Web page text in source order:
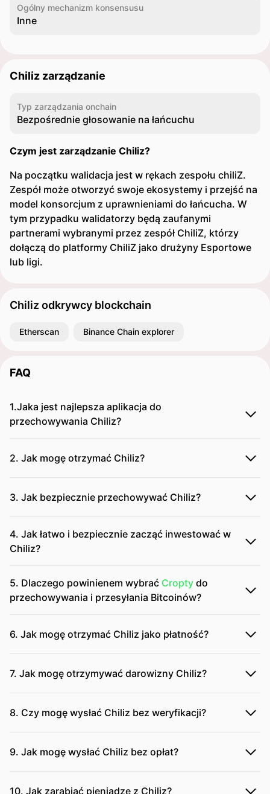
Ogólny mechanizm konsensusu
Inne
Chiliz zarządzanie
Typ zarządzania onchain
Bezpośrednie głosowanie na łańcuchu
Czym jest zarządzanie Chiliz?
Na początku walidacja jest w rękach zespołu chiliZ.
Zespół może otworzyć swoje ekosystemy i przejść na
model konsorcjum z uprawnieniami do łańcucha. W
tym przypadku walidatorzy będą zaufanymi
partnerami wybranymi przez zespół ChiliZ, którzy
dołączą do platformy ChiliZ jako drużyny Esportowe
lub ligi.
Chiliz odkrywcy blockchain
Etherscan Binance Chain explorer
FAQ
1.Jaka jest najlepsza aplikacja do
przechowywania Chiliz?
2. Jak mogę otrzymać Chiliz?
3. Jak bezpiecznie przechowywać Chiliz?
4. Jak łatwo i bezpiecznie zacząć inwestować w
Chiliz?
5. Dlaczego powinienem wybrać Cropty do
przechowywania i przesyłania Bitcoinów?
6. Jak mogę otrzymać Chiliz jako płatność?
7. Jak mogę otrzymywać darowizny Chiliz?
8. Czy mogę wysłać Chiliz bez weryfikacji?
9. Jak mogę wysłać Chiliz bez opłat?
10. Jak zarabiać pieniądze z Chiliz?